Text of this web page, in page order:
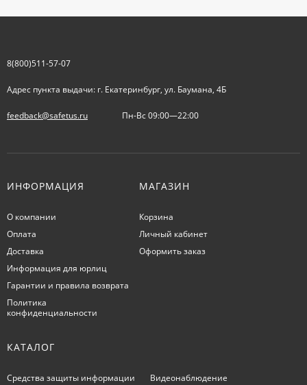
8(800)511-57-07
Адрес пункта выдачи: г. Екатеринбург, ул. Баумана, 4Б
feedback@safetus.ru Пн-Вс 09:00—22:00
ИНФОРМАЦИЯ
О компании
Оплата
Доставка
Информация для юрлиц
Гарантии и правила возврата
Политика
конфиденциальности
МАГАЗИН
Корзина
Личный кабинет
Оформить заказ
КАТАЛОГ
Средства защиты информации Видеонаблюдение